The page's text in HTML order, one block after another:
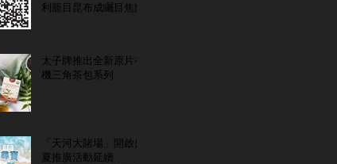
利籠目昆布成矚目焦點
太子牌推出全新原片有
機三角茶包系列
「天河大賭場」開啟盛
夏推廣活動延續